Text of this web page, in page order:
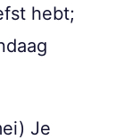
hebt;
Je